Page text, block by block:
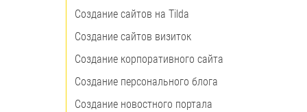
Создание сайтов на Tilda
Создание сайтов визиток
Создание корпоративного сайта
Создание персонального блога
Создание новостного портала